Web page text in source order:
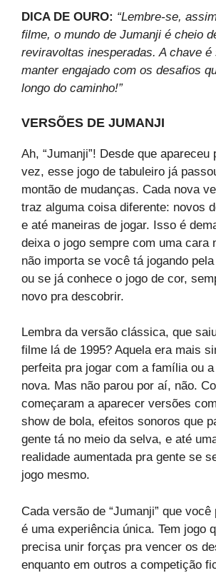
DICA DE OURO: “Lembre-se,
filme, o mundo de Jumanji é cheio
reviravoltas inesperadas. A chave
manter engajado com os desafios
longo do caminho!”
VERSÕES DE JUMANJI
Ah, “Jumanji”! Desde que apareceu
vez, esse jogo de tabuleiro já
montão de mudanças. Cada nova
traz alguma coisa diferente: novos
e até maneiras de jogar. Isso é
deixa o jogo sempre com uma cara
não importa se você tá jogando
ou se já conhece o jogo de cor,
novo pra descobrir.
Lembra da versão clássica, que
filme lá de 1995? Aquela era mais
perfeita pra jogar com a família ou
nova. Mas não parou por aí, não.
começaram a aparecer versões
show de bola, efeitos sonoros que
gente tá no meio da selva, e até
realidade aumentada pra gente se
jogo mesmo.
Cada versão de “Jumanji” que você
é uma experiência única. Tem jogo
precisa unir forças pra vencer os
enquanto em outros a competição